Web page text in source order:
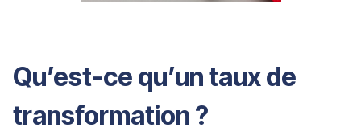
Qu’est-ce qu’un taux de
transformation ?